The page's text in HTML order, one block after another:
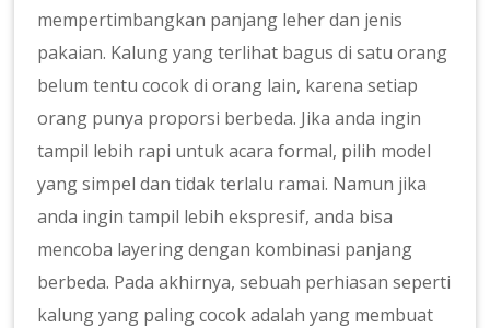
mempertimbangkan panjang leher dan jenis
pakaian. Kalung yang terlihat bagus di satu orang
belum tentu cocok di orang lain, karena setiap
orang punya proporsi berbeda. Jika anda ingin
tampil lebih rapi untuk acara formal, pilih model
yang simpel dan tidak terlalu ramai. Namun jika
anda ingin tampil lebih ekspresif, anda bisa
mencoba layering dengan kombinasi panjang
berbeda. Pada akhirnya, sebuah perhiasan seperti
kalung yang paling cocok adalah yang membuat